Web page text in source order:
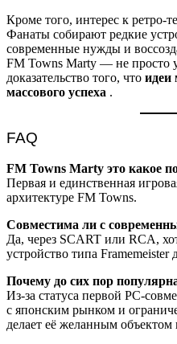
Кроме того, интерес к ретро-
Фанаты собирают редкие
современные нужды и
FM Towns Marty — не просто
доказательство того, что идеи
массового успеха .
FAQ
FM Towns Marty это какое
Первая и единственная
архитектуре FM Towns.
Совместима ли с
Да, через SCART или RCA,
устройство типа Framemeister
Почему до сих пор
Из-за статуса первой PC-
с японским рынком и
делает её желанным